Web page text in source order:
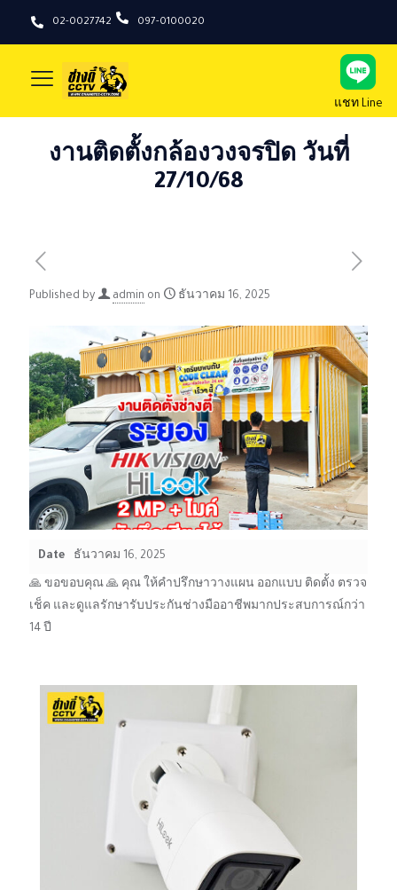
02-0027742 097-0100020
แชท Line
งานติดตั้งกล้องวงจรปิด วันที่
27/10/68
Published by admin on ธันวาคม 16, 2025
Date ธันวาคม 16, 2025
🙏 ขอขอบคุณ 🙏 คุณ ให้คำปรึกษาวางแผน ออกแบบ ติดตั้ง ตรวจ
เช็ค และดูแลรักษารับประกันช่างมืออาชีพมากประสบการณ์กว่า
14 ปี